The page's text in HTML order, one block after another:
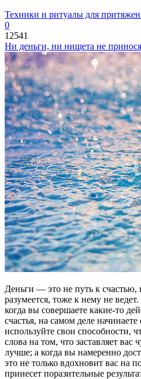
Техники и ритуалы для
0
12541
Ни деньги, ни нищета не
Деньги — это не путь к счастью,
разумеется, тоже к нему не
когда вы совершаете какие-то
счастья, на самом деле
используйте свои способности,
слова на том, что заставляет вас
лучше; а когда вы намеренно
это не только вдохновит вас на
принесет поразительные